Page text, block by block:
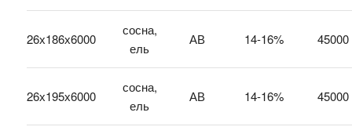
26х186х6000
сосна,
ель
АВ 14-16% 45000
26х195х6000
сосна,
ель
АВ 14-16% 45000